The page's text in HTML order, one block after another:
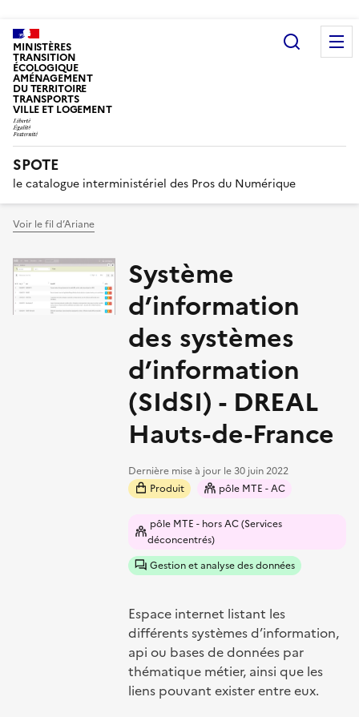
MINISTÈRES
TRANSITION
ÉCOLOGIQUE
AMÉNAGEMENT
DU TERRITOIRE
TRANSPORTS
VILLE ET LOGEMENT
SPOTE
le catalogue interministériel des Pros du Numérique
Voir le fil d’Ariane
Système
d’information
des systèmes
d’information
(SIdSI) - DREAL
Hauts-de-France
Dernière mise à jour le30 juin 2022
Produit
pôle MTE - AC
pôle MTE - hors AC (Services
déconcentrés)
Gestion et analyse des données
Espace internet listant les
différents systèmes d’information,
api ou bases de données par
thématique métier, ainsi que les
liens pouvant exister entre eux.